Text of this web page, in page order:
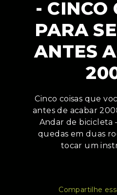
- CINCO
PARA
ANTES
Cinco coisas que
antes de acabar
Andar de bicicleta
quedas em duas
tocar um
Compartilhe